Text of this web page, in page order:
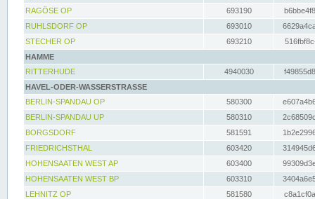
RAGÖSE OP
693190
RUHLSDORF OP
693010
STECHER OP
693210
HAMME
RITTERHUDE
4940030
HAVEL-ODER-WASSERSTRASSE
BERLIN-SPANDAU OP
580300
BERLIN-SPANDAU UP
580310
BORGSDORF
581591
FRIEDRICHSTHAL
603420
HOHENSAATEN WEST AP
603400
HOHENSAATEN WEST BP
603310
LEHNITZ OP
581580